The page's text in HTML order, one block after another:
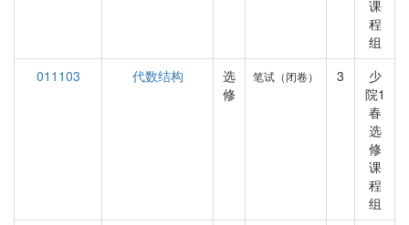
课
程
组
011103
代数结构
选
修
笔试（闭卷） 3
少
院1
春
选
修
课
程
组